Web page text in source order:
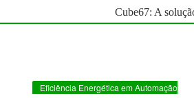
Cube67: A
Eficiência Energética em Automação